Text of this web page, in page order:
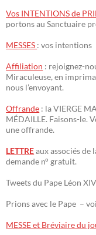
Vos INTENTIONS de
portons au Sanctuaire
MESSES : vos intentions
Affiliation : rejoignez-
Miraculeuse, en
nous l’envoyant.
Offrande : la VIERGE
MÉDAILLE. Faisons-le.
une offrande.
LETTREaux associés
demande n° gratuit.
Tweets du Pape Léon
Prions avec le Pape –
MESSE et Bréviaire du